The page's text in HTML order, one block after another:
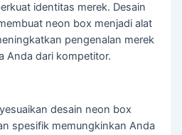
identitas merek. Desain
neon box menjadi alat
pengenalan merek
Anda dari kompetitor.
desain neon box
spesifik memungkinkan Anda